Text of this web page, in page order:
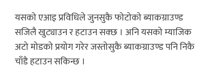
यसको एआइ प्रविधिले जुनसुकै फोटोको ब्याकग्राउण्ड
सजिलै खुट्याउन र हटाउन सक्छ । अनि यसको म्याजिक
अटो मोडको प्रयोग गरेर जस्तोसुकै ब्याकग्राउण्ड पनि निकै
चाँडै हटाउन सकिन्छ ।